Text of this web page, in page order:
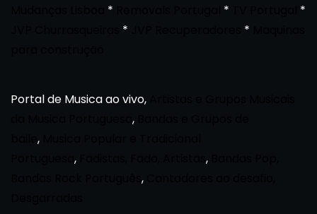
* *
*
* *
Portal de Musica ao vivo,
,
,
, ,
,